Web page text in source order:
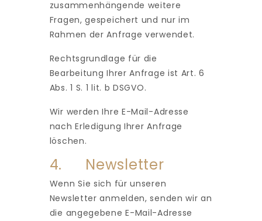
zusammenhängende weitere
Fragen, gespeichert und nur im
Rahmen der Anfrage verwendet.
Rechtsgrundlage für die
Bearbeitung Ihrer Anfrage ist Art. 6
Abs. 1 S. 1 lit. b DSGVO.
Wir werden Ihre E-Mail-Adresse
nach Erledigung Ihrer Anfrage
löschen.
4. Newsletter
Wenn Sie sich für unseren
Newsletter anmelden, senden wir an
die angegebene E-Mail-Adresse